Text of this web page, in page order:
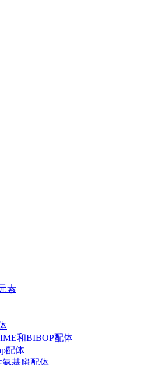
素
和BIBOP配体
配体
氨基膦配体